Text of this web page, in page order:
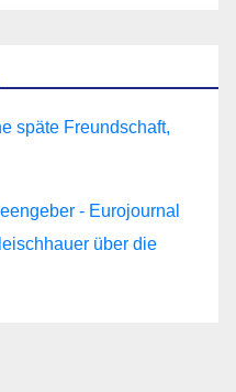
späte Freundschaft,
- Eurojournal
über die